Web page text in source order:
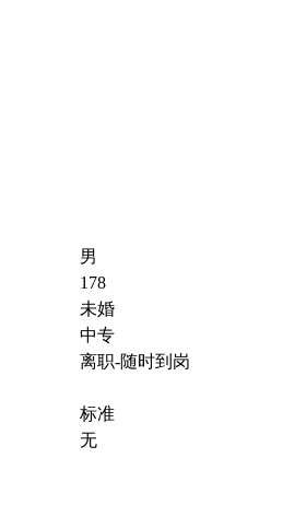
男
178
未婚
中专
离职-随时到岗
标准
无